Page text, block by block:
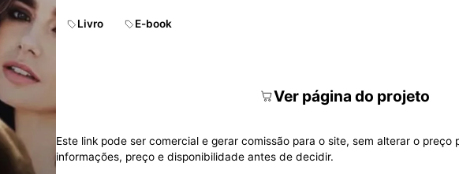
Livro E-book
Ver página do projeto
Este link pode ser comercial e gerar comissão para o site, sem alterar o preço
informações, preço e disponibilidade antes de decidir.